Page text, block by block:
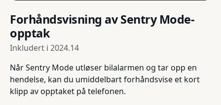
Forhåndsvisning av Sentry Mode-
opptak
Inkludert i 2024.14
Når Sentry Mode utløser bilalarmen og tar opp en
hendelse, kan du umiddelbart forhåndsvise et kort
klipp av opptaket på telefonen.